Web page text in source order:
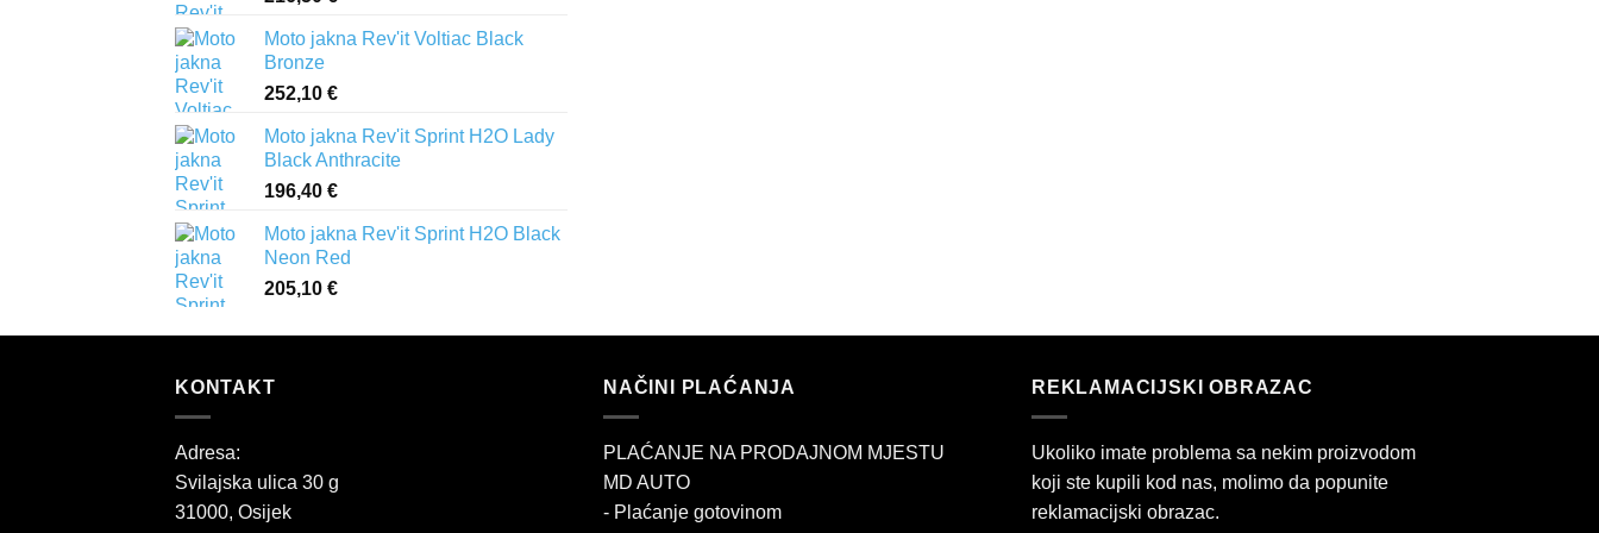
Moto jakna Rev'it Voltiac Black
Bronze
252,10 €
Moto jakna Rev'it Sprint H2O Lady
Black Anthracite
196,40 €
Moto jakna Rev'it Sprint H2O Black
Neon Red
205,10 €
KONTAKT
Adresa:
Svilajska ulica 30 g
31000, Osijek
NAČINI PLAĆANJA
PLAĆANJE NA PRODAJNOM MJESTU
MD AUTO
- Plaćanje gotovinom
REKLAMACIJSKI OBRAZAC
Ukoliko imate problema sa nekim proizvodom
koji ste kupili kod nas, molimo da popunite
reklamacijski obrazac.